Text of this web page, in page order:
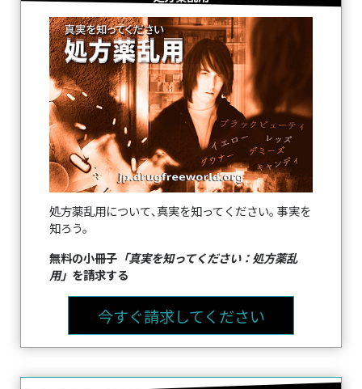
処方薬乱用について､真実を知ってください｡ 事実を
知ろう。
無料の小冊子 「真実を知ってください：処方薬乱
用」 を請求する
今すぐ請求してください